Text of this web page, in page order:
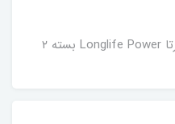
باتری نیم قلمی آبی آلکالاین وارتا Longlife Power بسته ۲